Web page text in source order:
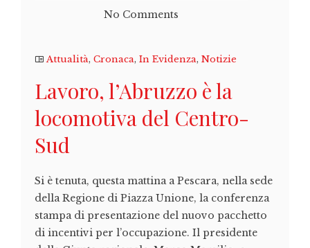
No Comments
Attualità, Cronaca, In Evidenza, Notizie
Lavoro, l’Abruzzo è la
locomotiva del Centro-
Sud
Si è tenuta, questa mattina a Pescara, nella sede
della Regione di Piazza Unione, la conferenza
stampa di presentazione del nuovo pacchetto
di incentivi per l’occupazione. Il presidente